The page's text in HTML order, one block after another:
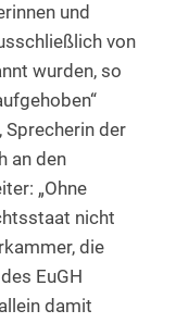
und
von
wurden, so
Sprecherin der
an den
„Ohne
nicht
die
EuGH
damit